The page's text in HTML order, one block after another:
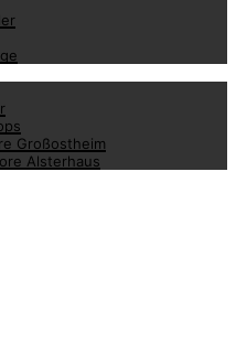
Großostheim
Alsterhaus